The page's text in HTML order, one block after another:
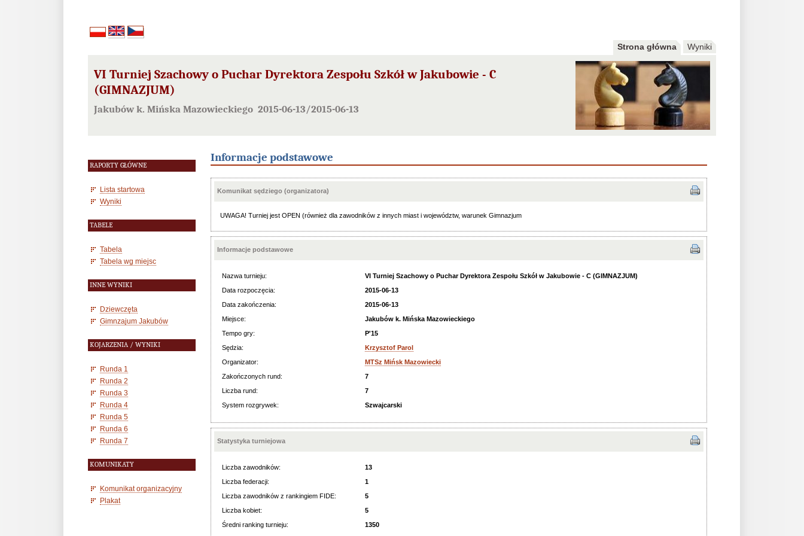
Strona główna Wyniki
VI Turniej Szachowy o Puchar Dyrektora Zespołu Szkół w Jakubowie - C
(GIMNAZJUM)
Jakubów k. Mińska Mazowieckiego 2015-06-13/2015-06-13
RAPORTY GŁÓWNE
Lista startowa
Wyniki
TABELE
Tabela
Tabela wg miejsc
INNE WYNIKI
Dziewczęta
Gimnzajum Jakubów
KOJARZENIA / WYNIKI
Runda 1
Runda 2
Runda 3
Runda 4
Runda 5
Runda 6
Runda 7
KOMUNIKATY
Komunikat organizacyjny
Plakat
Informacje podstawowe
Komunikat sędziego (organizatora)
UWAGA! Turniej jest OPEN (również dla zawodników z innych miast i województw, warunek Gimnazjum
Informacje podstawowe
Nazwa turnieju:
VI Turniej Szachowy o Puchar Dyrektora Zespołu Szkół w Jakubowie - C (GIMNAZJUM)
Data rozpoczęcia:
2015-06-13
Data zakończenia:
2015-06-13
Miejsce:
Jakubów k. Mińska Mazowieckiego
Tempo gry:
P'15
Sędzia:
Krzysztof Parol
Organizator:
MTSz Mińsk Mazowiecki
Zakończonych rund:
7
Liczba rund:
7
System rozgrywek:
Szwajcarski
Statystyka turniejowa
Liczba zawodników:
13
Liczba federacji:
1
Liczba zawodników z rankingiem FIDE:
5
Liczba kobiet:
5
Średni ranking turnieju:
1350